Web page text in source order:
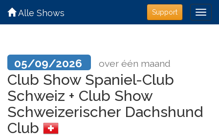
Support
Alle Shows
05/09/2026 over één maand
Club Show Spaniel-Club
Schweiz + Club Show
Schweizerischer Dachshund
Club